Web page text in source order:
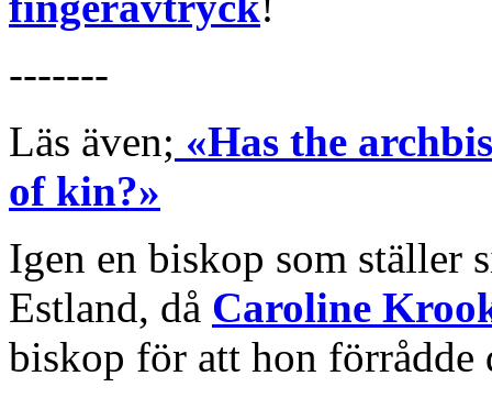
-------
Läs även; «Has the
of kin?»
Igen en biskop som ställer
Estland, då Caroline
biskop för att hon förrådde